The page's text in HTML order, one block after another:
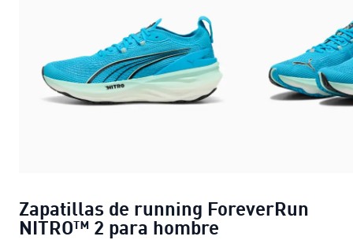
Zapatillas de running ForeverRun
NITRO™ 2 para hombre